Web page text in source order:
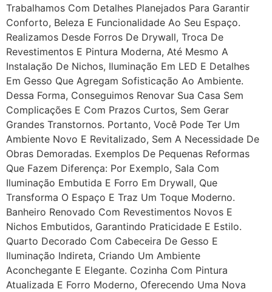
Trabalhamos Com Detalhes Planejados Para Garantir
Conforto, Beleza E Funcionalidade Ao Seu Espaço.
Realizamos Desde Forros De Drywall, Troca De
Revestimentos E Pintura Moderna, Até Mesmo A
Instalação De Nichos, Iluminação Em LED E Detalhes
Em Gesso Que Agregam Sofisticação Ao Ambiente.
Dessa Forma, Conseguimos Renovar Sua Casa Sem
Complicações E Com Prazos Curtos, Sem Gerar
Grandes Transtornos. Portanto, Você Pode Ter Um
Ambiente Novo E Revitalizado, Sem A Necessidade De
Obras Demoradas. Exemplos De Pequenas Reformas
Que Fazem Diferença: Por Exemplo, Sala Com
Iluminação Embutida E Forro Em Drywall, Que
Transforma O Espaço E Traz Um Toque Moderno.
Banheiro Renovado Com Revestimentos Novos E
Nichos Embutidos, Garantindo Praticidade E Estilo.
Quarto Decorado Com Cabeceira De Gesso E
Iluminação Indireta, Criando Um Ambiente
Aconchegante E Elegante. Cozinha Com Pintura
Atualizada E Forro Moderno, Oferecendo Uma Nova